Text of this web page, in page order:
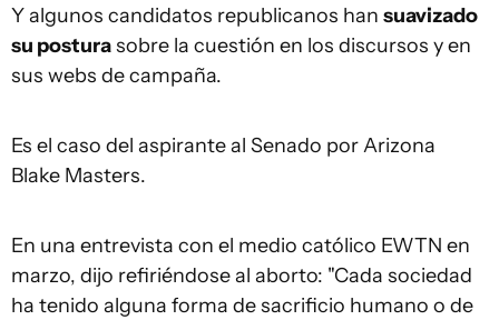
Y algunos candidatos republicanos han suavizado
su posturasobre la cuestión en los discursos y en
sus webs de campaña.
Es el caso del aspirante al Senado por Arizona
Blake Masters.
En una entrevista con el medio católico EWTN en
marzo, dijo refiriéndose al aborto: "Cada sociedad
ha tenido alguna forma de sacrificio humano o de